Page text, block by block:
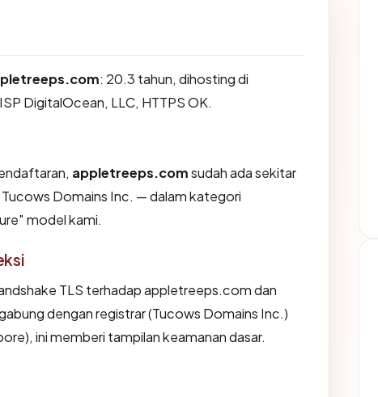
: 20.3 tahun, dihosting di
DigitalOcean, LLC, HTTPS OK.
appletreeps.comsudah ada sekitar
Domains Inc. — dalam kategori
model kami.
TLS terhadap appletreeps.com dan
dengan registrar (Tucows Domains Inc.)
ini memberi tampilan keamanan dasar.